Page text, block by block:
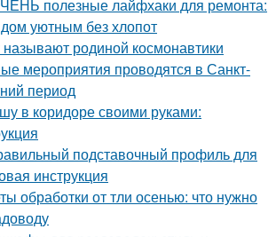
полезные лайфхаки для ремонта:
дом уютным без хлопот
родиной космонавтики
мероприятия проводятся в Санкт-
период
в коридоре своими руками:
подставочный профиль для
инструкция
обработки от тли осенью: что нужно